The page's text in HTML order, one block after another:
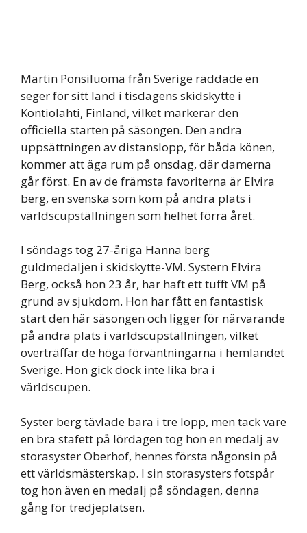
Martin Ponsiluoma från Sverige räddade en
seger för sitt land i tisdagens skidskytte i
Kontiolahti, Finland, vilket markerar den
officiella starten på säsongen. Den andra
uppsättningen av distanslopp, för båda könen,
kommer att äga rum på onsdag, där damerna
går först. En av de främsta favoriterna är Elvira
berg, en svenska som kom på andra plats i
världscupställningen som helhet förra året.
I söndags tog 27-åriga Hanna berg
guldmedaljen i skidskytte-VM. Systern Elvira
Berg, också hon 23 år, har haft ett tufft VM på
grund av sjukdom. Hon har fått en fantastisk
start den här säsongen och ligger för närvarande
på andra plats i världscupställningen, vilket
överträffar de höga förväntningarna i hemlandet
Sverige. Hon gick dock inte lika bra i
världscupen.
Syster berg tävlade bara i tre lopp, men tack vare
en bra stafett på lördagen tog hon en medalj av
storasyster Oberhof, hennes första någonsin på
ett världsmästerskap. I sin storasysters fotspår
tog hon även en medalj på söndagen, denna
gång för tredjeplatsen.